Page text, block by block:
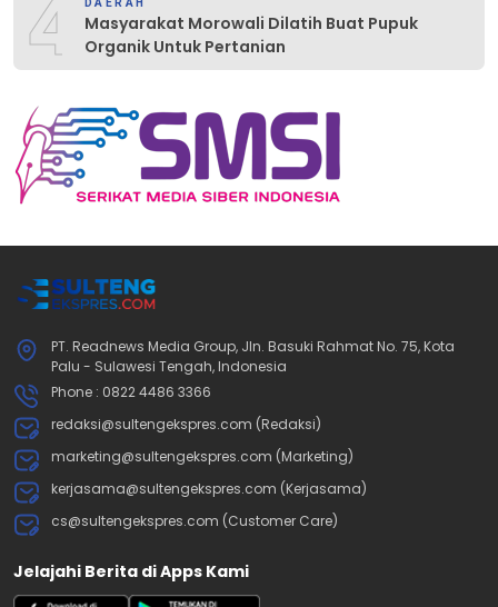
4 DAERAH
Masyarakat Morowali Dilatih Buat Pupuk
Organik Untuk Pertanian
PT. Readnews Media Group, Jln. Basuki Rahmat No. 75, Kota
Palu - Sulawesi Tengah, Indonesia
Phone : 0822 4486 3366
redaksi@sultengekspres.com (Redaksi)
marketing@sultengekspres.com (Marketing)
kerjasama@sultengekspres.com (Kerjasama)
cs@sultengekspres.com (Customer Care)
Jelajahi Berita di Apps Kami